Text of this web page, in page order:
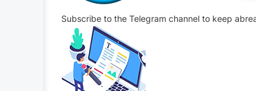
Subscribe to the Telegram channel to keep